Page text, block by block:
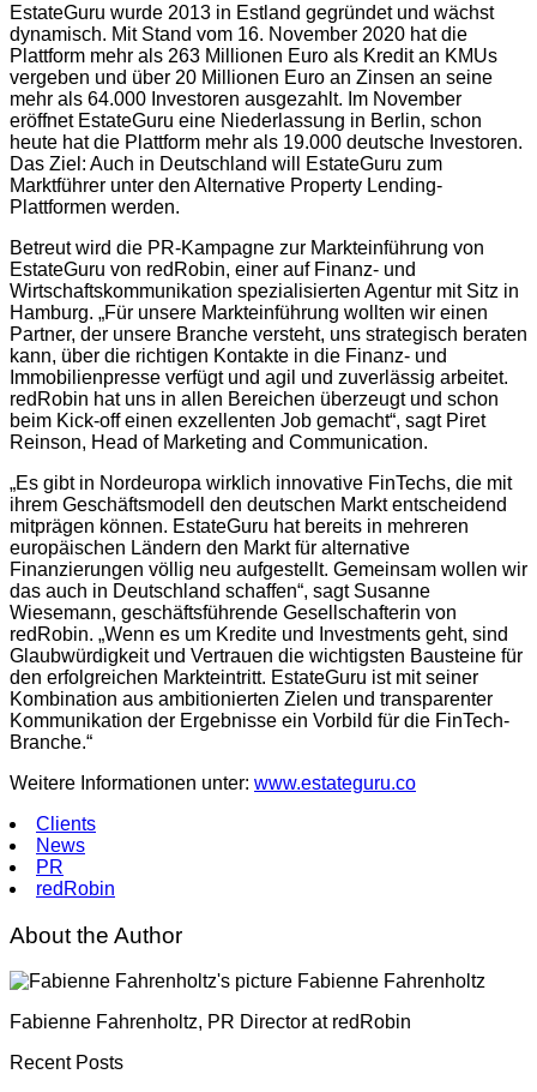
EstateGuru wurde 2013 in Estland gegründet und wächst
dynamisch. Mit Stand vom 16. November 2020 hat die
Plattform mehr als 263 Millionen Euro als Kredit an KMUs
vergeben und über 20 Millionen Euro an Zinsen an seine
mehr als 64.000 Investoren ausgezahlt. Im November
eröffnet EstateGuru eine Niederlassung in Berlin, schon
heute hat die Plattform mehr als 19.000 deutsche Investoren.
Das Ziel: Auch in Deutschland will EstateGuru zum
Marktführer unter den Alternative Property Lending-
Plattformen werden.
Betreut wird die PR-Kampagne zur Markteinführung von
EstateGuru von redRobin, einer auf Finanz- und
Wirtschaftskommunikation spezialisierten Agentur mit Sitz in
Hamburg. „Für unsere Markteinführung wollten wir einen
Partner, der unsere Branche versteht, uns strategisch beraten
kann, über die richtigen Kontakte in die Finanz- und
Immobilienpresse verfügt und agil und zuverlässig arbeitet.
redRobin hat uns in allen Bereichen überzeugt und schon
beim Kick-off einen exzellenten Job gemacht“, sagt Piret
Reinson, Head of Marketing and Communication.
„Es gibt in Nordeuropa wirklich innovative FinTechs, die mit
ihrem Geschäftsmodell den deutschen Markt entscheidend
mitprägen können. EstateGuru hat bereits in mehreren
europäischen Ländern den Markt für alternative
Finanzierungen völlig neu aufgestellt. Gemeinsam wollen wir
das auch in Deutschland schaffen“, sagt Susanne
Wiesemann, geschäftsführende Gesellschafterin von
redRobin. „Wenn es um Kredite und Investments geht, sind
Glaubwürdigkeit und Vertrauen die wichtigsten Bausteine für
den erfolgreichen Markteintritt. EstateGuru ist mit seiner
Kombination aus ambitionierten Zielen und transparenter
Kommunikation der Ergebnisse ein Vorbild für die FinTech-
Branche.“
Weitere Informationen unter: www.estateguru.co
Clients
News
PR
redRobin
About the Author
Fabienne Fahrenholtz
Fabienne Fahrenholtz, PR Director at redRobin
Recent Posts